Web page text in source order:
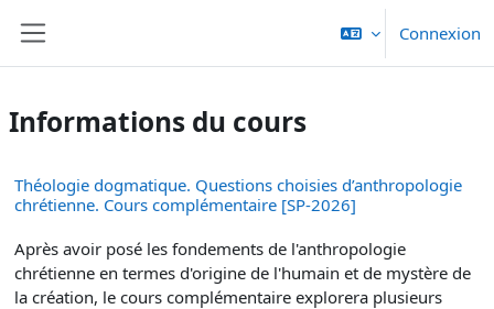
Connexion
Informations du cours
Théologie dogmatique. Questions choisies d’anthropologie
chrétienne. Cours complémentaire [SP-2026]
Après avoir posé les fondements de l'anthropologie
chrétienne en termes d'origine de l'humain et de mystère de
la création, le cours complémentaire explorera plusieurs